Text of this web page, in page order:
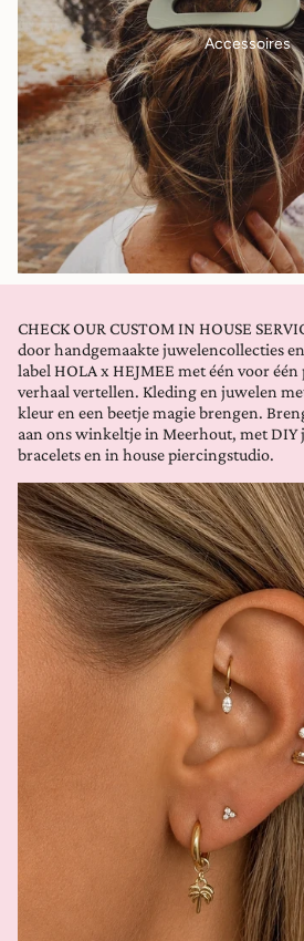
Accessoires
CHECK OUR CUSTOM IN HOUSE
door handgemaakte juwelencollecties
label HOLA x HEJMEE met één voor
verhaal vertellen. Kleding en juwelen
kleur en een beetje magie brengen.
aan ons winkeltje in Meerhout, met
bracelets en in house piercingstudio.